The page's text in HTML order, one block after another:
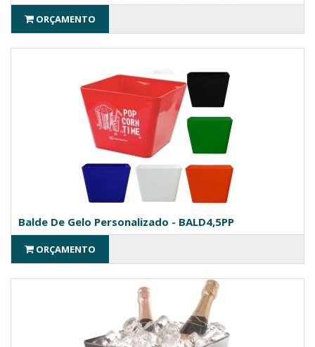
ORÇAMENTO
Balde De Gelo Personalizado - BALD4,5PP
ORÇAMENTO